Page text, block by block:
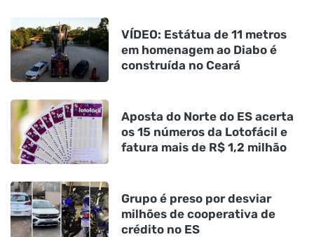
VÍDEO: Estátua de 11 metros
em homenagem ao Diabo é
construída no Ceará
Aposta do Norte do ES acerta
os 15 números da Lotofácil e
fatura mais de R$ 1,2 milhão
Grupo é preso por desviar
milhões de cooperativa de
crédito no ES